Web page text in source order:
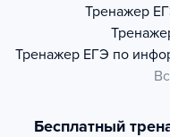
Тренажер
Тренажер ЕГЭ по
Бесплатный